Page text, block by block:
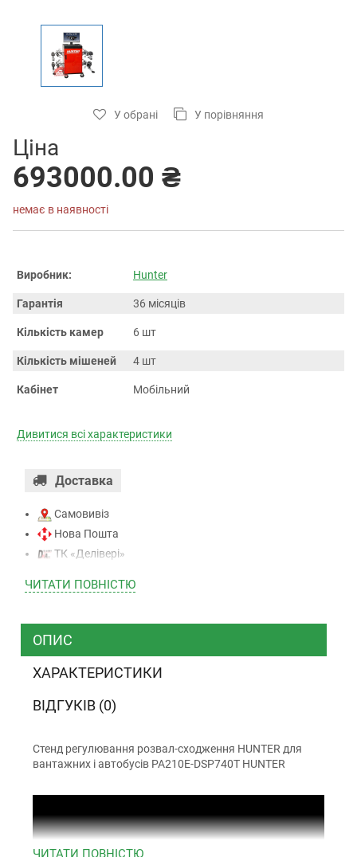
У обрані У порівняння
Ціна
693000.00 ₴
немає в наявності
Виробник: Hunter
Гарантія 36 місяців
Кількість камер 6 шт
Кількість мішеней 4 шт
Кабінет Мобільний
Дивитися всі характеристики
Доставка
Самовивіз
Нова Пошта
ТК «Делівері»
ТК “Justin”
ТК ”УкрПошта”
Накладений платіж (при отриманні)
Оплата карткою Visa, Mastercard - LiqPay
ЧИТАТИ ПОВНIСТЮ
ОПИС
ХАРАКТЕРИСТИКИ
ВІДГУКІВ (0)
Стенд регулювання розвал-сходження HUNTER для
вантажних і автобусів PA210E-DSP740T HUNTER
ЧИТАТИ ПОВНIСТЮ